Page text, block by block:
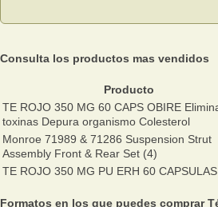
Consulta los productos mas vendidos
Producto
TE ROJO 350 MG 60 CAPS OBIRE
toxinas Depura organismo Colesterol
Monroe 71989 & 71286 Suspension Strut
Assembly Front & Rear Set (4)
TE ROJO 350 MG PU ERH 60
Formatos en los que puedes comprar